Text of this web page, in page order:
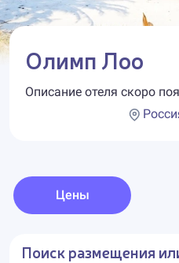
Олимп Лоо
Описание отеля скоро
Цены
Поиск размещения